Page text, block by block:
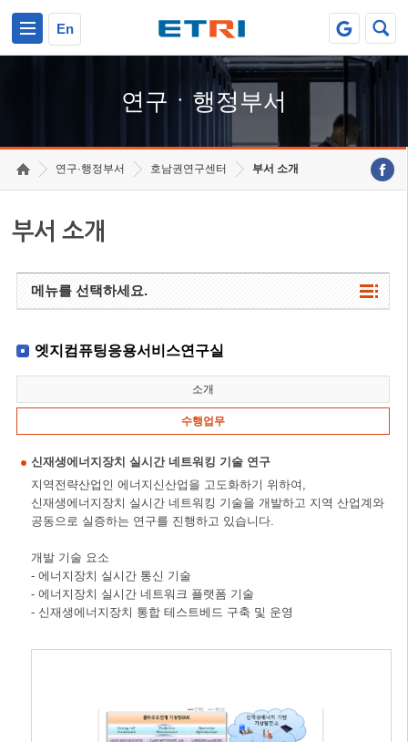
En
연구ㆍ행정부서
연구·행정부서 호남권연구센터 부서 소개
부서 소개
메뉴를 선택하세요.
엣지컴퓨팅응용서비스연구실
소개
수행업무
신재생에너지장치 실시간 네트워킹 기술 연구
지역전략산업인 에너지신산업을 고도화하기 위하여,
신재생에너지장치 실시간 네트워킹 기술을 개발하고 지역 산업계와
공동으로 실증하는 연구를 진행하고 있습니다.
개발 기술 요소
- 에너지장치 실시간 통신 기술
- 에너지장치 실시간 네트워크 플랫폼 기술
- 신재생에너지장치 통합 테스트베드 구축 및 운영